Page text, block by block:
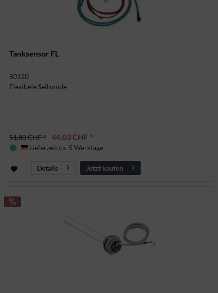
Tanksensor FL
80120
Flexibele Seilsonde
51,80 CHF * 44,03 CHF *
Deutschland
Lieferzeit ca. 5 Werktage
Details Jetzt kaufen